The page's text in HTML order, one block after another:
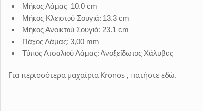
Μήκος Λάμας: 10.0 cm
Μήκος Κλειστού Σουγιά: 13.3 cm
Μήκος Ανοικτού Σουγιά: 23.1 cm
Πάχος Λάμας: 3,00 mm
Τύπος Ατσαλιού Λάμας: Ανοξείδωτος Χάλυβας
Για περισσότερα μαχαίρια Kronos , πατήστε εδώ.